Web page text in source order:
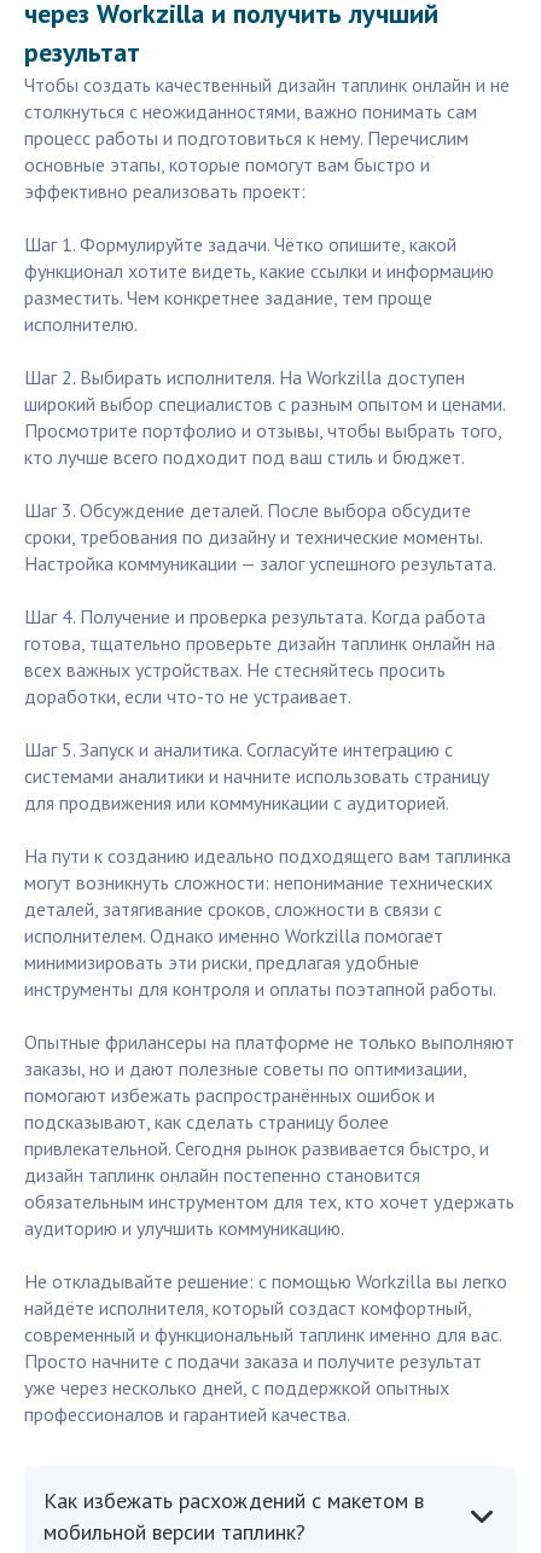
через Workzilla и получить лучший
результат
Чтобы создать качественный дизайн таплинк онлайн и не
столкнуться с неожиданностями, важно понимать сам
процесс работы и подготовиться к нему. Перечислим
основные этапы, которые помогут вам быстро и
эффективно реализовать проект:
Шаг 1. Формулируйте задачи. Чётко опишите, какой
функционал хотите видеть, какие ссылки и информацию
разместить. Чем конкретнее задание, тем проще
исполнителю.
Шаг 2. Выбирать исполнителя. На Workzilla доступен
широкий выбор специалистов с разным опытом и ценами.
Просмотрите портфолио и отзывы, чтобы выбрать того,
кто лучше всего подходит под ваш стиль и бюджет.
Шаг 3. Обсуждение деталей. После выбора обсудите
сроки, требования по дизайну и технические моменты.
Настройка коммуникации — залог успешного результата.
Шаг 4. Получение и проверка результата. Когда работа
готова, тщательно проверьте дизайн таплинк онлайн на
всех важных устройствах. Не стесняйтесь просить
доработки, если что-то не устраивает.
Шаг 5. Запуск и аналитика. Согласуйте интеграцию с
системами аналитики и начните использовать страницу
для продвижения или коммуникации с аудиторией.
На пути к созданию идеально подходящего вам таплинка
могут возникнуть сложности: непонимание технических
деталей, затягивание сроков, сложности в связи с
исполнителем. Однако именно Workzilla помогает
минимизировать эти риски, предлагая удобные
инструменты для контроля и оплаты поэтапной работы.
Опытные фрилансеры на платформе не только выполняют
заказы, но и дают полезные советы по оптимизации,
помогают избежать распространённых ошибок и
подсказывают, как сделать страницу более
привлекательной. Сегодня рынок развивается быстро, и
дизайн таплинк онлайн постепенно становится
обязательным инструментом для тех, кто хочет удержать
аудиторию и улучшить коммуникацию.
Не откладывайте решение: с помощью Workzilla вы легко
найдёте исполнителя, который создаст комфортный,
современный и функциональный таплинк именно для вас.
Просто начните с подачи заказа и получите результат
уже через несколько дней, с поддержкой опытных
профессионалов и гарантией качества.
Как избежать расхождений с макетом в
мобильной версии таплинк?